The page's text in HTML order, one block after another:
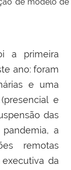
de modelo de
a primeira
ano: foram
e uma
e
das
a
remotas
da